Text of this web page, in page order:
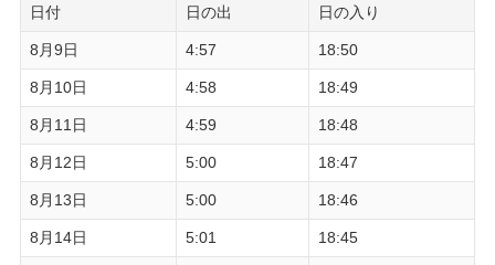
日付 日の出 日の入り
8月9日 4:57 18:50
8月10日 4:58 18:49
8月11日 4:59 18:48
8月12日 5:00 18:47
8月13日 5:00 18:46
8月14日 5:01 18:45